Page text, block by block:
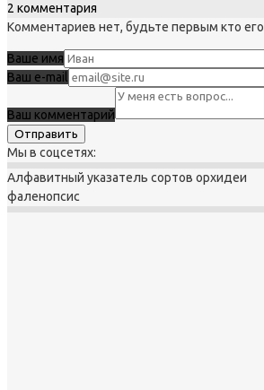
2 комментария
Комментариев нет, будьте первым кто
Ваше имя
Ваш e-mail
Ваш комментарий
Мы в соцсетях:
Алфавитный указатель сортов орхидеи
фаленопсис